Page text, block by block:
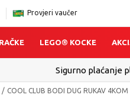
Provjeri vaučer
LEGO® KOCKE
Sigurno plaćanje
COOL CLUB BODI DUG RUKAV 4KOM